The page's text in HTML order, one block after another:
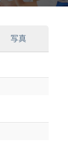
写真